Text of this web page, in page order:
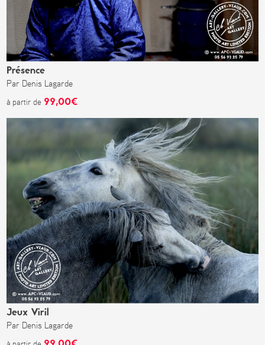
Présence
Par Denis Lagarde
à partir de 99,00€
Jeux Viril
Par Denis Lagarde